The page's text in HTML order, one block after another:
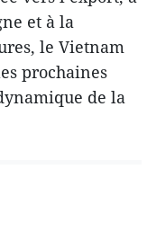
et à la
le Vietnam
prochaines
de la